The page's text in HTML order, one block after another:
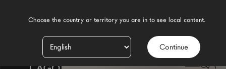
Continue
Produits
CUISINE LINÉAIRE